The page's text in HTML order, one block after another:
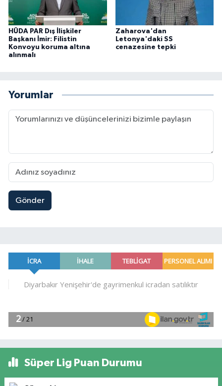
HÜDA PAR Dış İlişkiler
Başkanı İmir: Filistin
Konvoyu koruma altına
alınmalı
Zaharova'dan
Letonya'daki SS
cenazesine tepki
Yorumlar
Gönder
Süper Lig Puan Durumu